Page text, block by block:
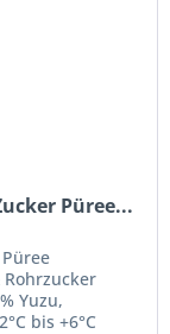
Püree...
Rohrzucker
Yuzu,
bis +6°C